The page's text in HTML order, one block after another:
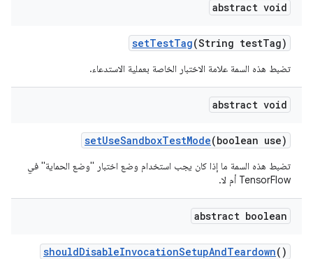
abstract void
setTestTag(String testTag)
تضبط هذه السمة علامة الاختبار الخاصة بعملية الاستدعاء.
abstract void
setUseSandboxTestMode(boolean use)
تضبط هذه السمة ما إذا كان يجب استخدام وضع اختبار "وضع الحماية" في
TensorFlow أم لا.
abstract boolean
shouldDisableInvocationSetupAndTeardown()